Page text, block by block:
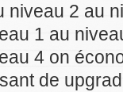
niveau 2 au
1 au
4 on
de